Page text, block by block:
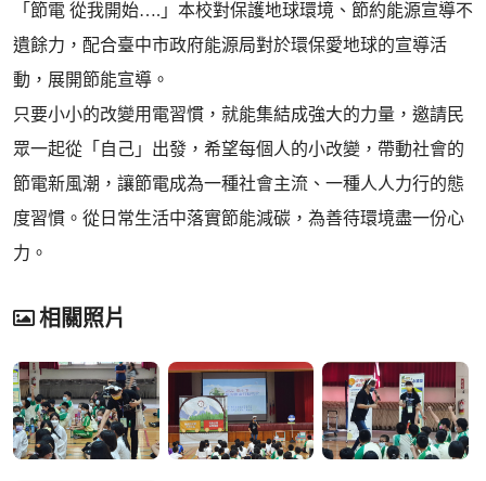
「節電 從我開始….」本校對保護地球環境、節約能源宣導不
遺餘力，配合臺中市政府能源局對於環保愛地球的宣導活
動，展開節能宣導。
只要小小的改變用電習慣，就能集結成強大的力量，邀請民
眾一起從「自己」出發，希望每個人的小改變，帶動社會的
節電新風潮，讓節電成為一種社會主流、一種人人力行的態
度習慣。從日常生活中落實節能減碳，為善待環境盡一份心
力。
相關照片